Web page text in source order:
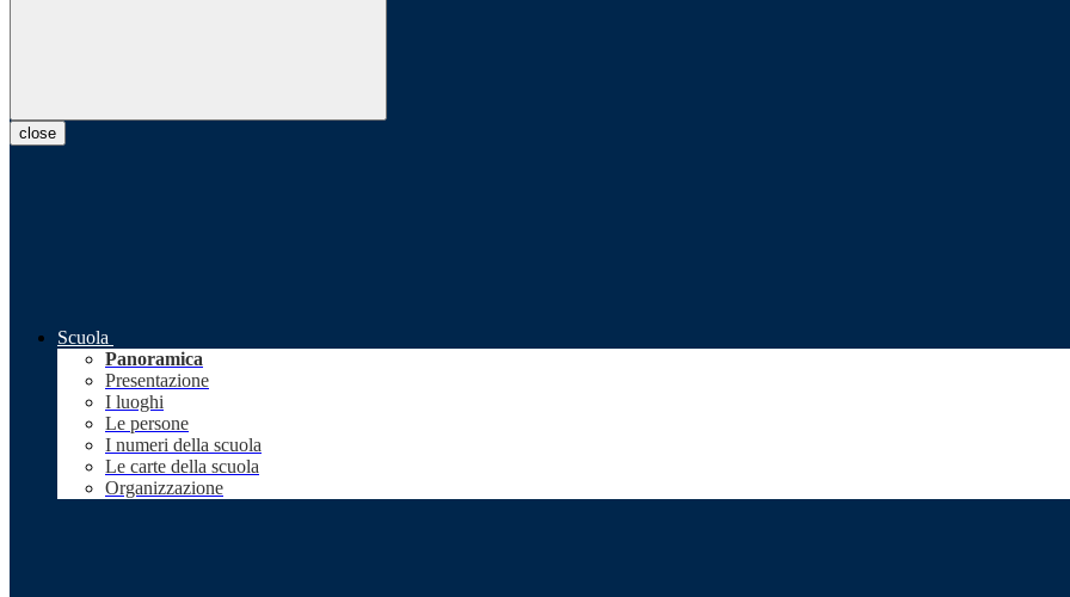
close
Scuola
Panoramica
Presentazione
I luoghi
Le persone
I numeri della scuola
Le carte della scuola
Organizzazione